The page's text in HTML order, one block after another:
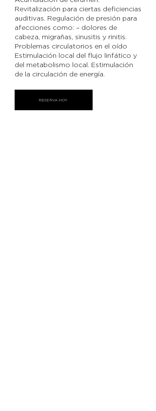
Revitalización para ciertas deficiencias
auditivas. Regulación de presión para
afecciones como: – dolores de
cabeza, migrañas, sinusitis y rinitis.
Problemas circulatorios en el oído
Estimulación local del flujo linfático y
del metabolismo local. Estimulación
de la circulación de energía.
RESERVA HOY